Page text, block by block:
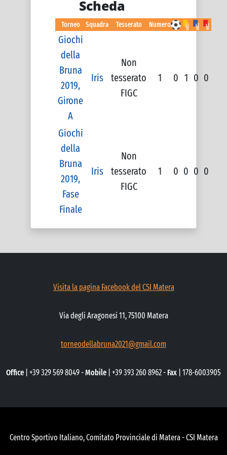
Scheda
Torneo Squadra Tesserato Numero
Giochi
della
Bruna
2019,
Girone
A
Iris
Non
tesserato
FIGC
1 0 1 0 0
Giochi
della
Bruna
2019,
Fase
Finale
Iris
Non
tesserato
FIGC
1 0 0 0 0
Visita la pagina Facebook del CSI Matera
Via degli Aragonesi 11, 75100 Matera
torneodellabruna2021@gmail.com
Office | +39 329 569 8049 -Mobile | +39 393 260 8962 - Fax | 178-6003905
Centro Sportivo Italiano, Comitato Provinciale di Matera - CSI Matera